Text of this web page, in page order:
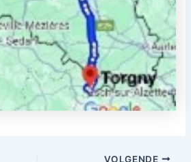
VOLGENDE